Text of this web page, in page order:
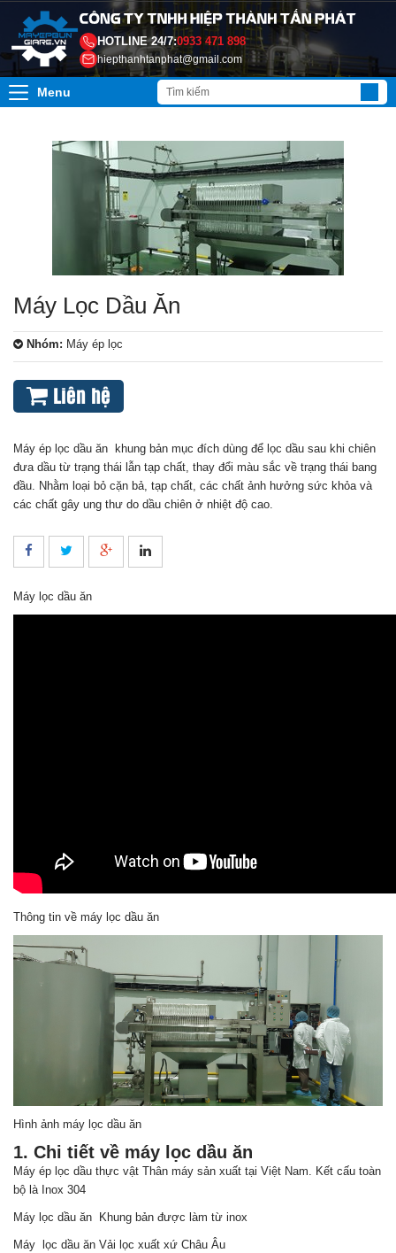
HOTLINE 24/7:0933 471 898
hiepthanhtanphat@gmail.com
Menu
Máy Lọc Dầu Ăn
Nhóm: Máy ép lọc
Liên hệ
Máy ép lọc dầu ăn khung bản mục đích dùng để lọc dầu sau khi chiên
đưa dầu từ trạng thái lẫn tạp chất, thay đổi màu sắc về trạng thái bang
đầu. Nhằm loại bỏ cặn bả, tạp chất, các chất ảnh hưởng sức khỏa và
các chất gây ung thư do dầu chiên ở nhiệt độ cao.
Máy lọc dầu ăn
Thông tin về máy lọc dầu ăn
Hình ảnh máy lọc dầu ăn
1. Chi tiết về máy lọc dầu ăn
Máy ép lọc dầu thực vật Thân máy sản xuất tại Việt Nam. Kết cấu toàn
bộ là Inox 304
Máy lọc dầu ăn Khung bản được làm từ inox
Máy lọc dầu ăn Vải lọc xuất xứ Châu Âu